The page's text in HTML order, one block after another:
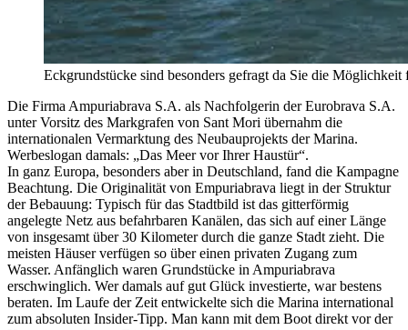
Eckgrundstücke sind besonders gefragt da Sie die
Die Firma Ampuriabrava S.A. als Nachfolgerin der Eurobrava S.A.
unter Vorsitz des Markgrafen von Sant Mori übernahm die
internationalen Vermarktung des Neubauprojekts der Marina.
Werbeslogan damals: „Das Meer vor Ihrer Haustür“.
In ganz Europa, besonders aber in Deutschland, fand die Kampagne
Beachtung. Die Originalität von Empuriabrava liegt in der Struktur
der Bebauung: Typisch für das Stadtbild ist das gitterförmig
angelegte Netz aus befahrbaren Ka­nälen, das sich auf einer Länge
von insgesamt über 30 Kilometer durch die ganze Stadt zieht. Die
meisten Häuser verfügen so über einen privaten Zugang zum
Wasser. Anfänglich waren Grundstücke in Ampuriabrava
erschwinglich. Wer damals auf gut Glück investierte, war bestens
beraten. Im Laufe der Zeit entwickelte sich die Marina international
zum absoluten Insider-Tipp. Man kann mit dem Boot direkt vor der